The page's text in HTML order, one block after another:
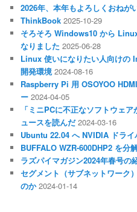
2026年、本年もよろしくおねが
ThinkBook 2025-10-29
そろそろ Windows10 から
なりました 2025-06-28
Linux 使いになりたい人向けの
開発環境 2024-08-16
Raspberry Pi 用 OSOYOO
ー 2024-04-05
「ミニPCに不正なソフトウェ
ュースを読んだ 2024-03-16
Ubuntu 22.04 へ NVIDIA ドラ
BUFFALO WZR-600DHP2 を分
ラズパイマガジン2024年春号の
セグメント（サブネットワーク
のか 2024-01-14